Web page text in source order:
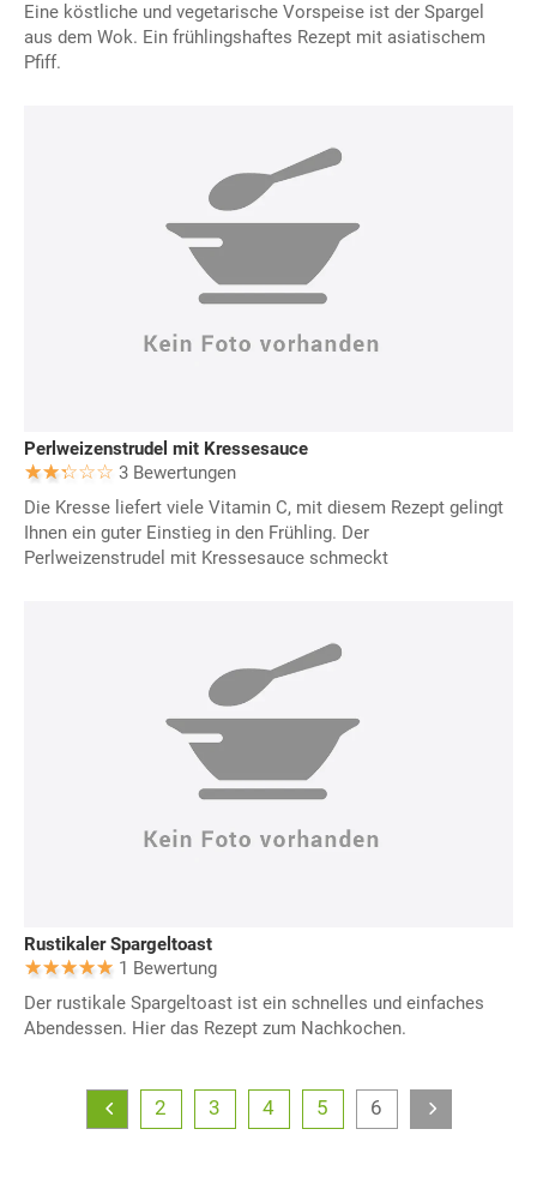
Eine köstliche und vegetarische Vorspeise ist der Spargel
aus dem Wok. Ein frühlingshaftes Rezept mit asiatischem
Pfiff.
Perlweizenstrudel mit Kressesauce
3 Bewertungen
Die Kresse liefert viele Vitamin C, mit diesem Rezept gelingt
Ihnen ein guter Einstieg in den Frühling. Der
Perlweizenstrudel mit Kressesauce schmeckt
Rustikaler Spargeltoast
1 Bewertung
Der rustikale Spargeltoast ist ein schnelles und einfaches
Abendessen. Hier das Rezept zum Nachkochen.
2 3 4 5 6